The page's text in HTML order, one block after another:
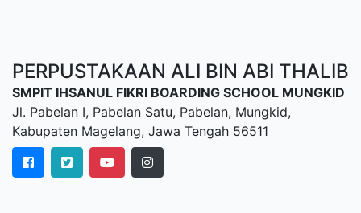
PERPUSTAKAAN ALI BIN ABI THALIB
SMPIT IHSANUL FIKRI BOARDING SCHOOL MUNGKID
Jl. Pabelan I, Pabelan Satu, Pabelan, Mungkid,
Kabupaten Magelang, Jawa Tengah 56511